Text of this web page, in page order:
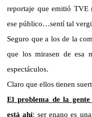
reportaje que emitió TVE
ese público…sentí tal
Seguro que a los de la
que los mirasen de esa
espectáculos.
Claro que ellos tienen
El problema de la gente
está ahí: ser enano es